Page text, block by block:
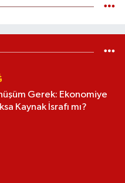
Gerek: Ekonomiye
Kaynak İsrafı mı?